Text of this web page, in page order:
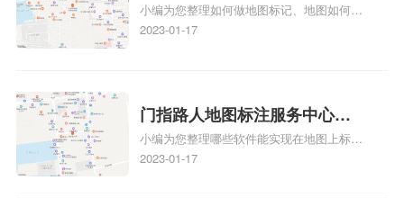
何做花小猪打车地图位置标
记？门指路人地图标注服务中
小编为您整理如何做地图标记、地图如何做
标记、so搜街景中如何做标记、360e启花贷
关地图标注知识，详情可查看下方正文！
2023-01-17
门指路人地图标注服务中心地
图位置地址标记？门指路人地
图标注服务中心苹果地图位置
小编为您整理哪些软件能实现在地图上标记
门指路人地图标注服务中心位置、门指路人
2023-01-17